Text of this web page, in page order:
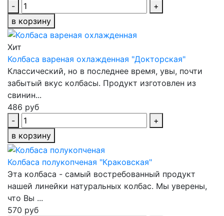
-
+
в корзину
Хит
Колбаса вареная охлажденная "Докторская"
Классический, но в последнее время, увы, почти
забытый вкус колбасы. Продукт изготовлен из
свинин...
486 руб
-
+
в корзину
Колбаса полукопченая "Краковская"
Эта колбаса - самый востребованный продукт
нашей линейки натуральных колбас. Мы уверены,
что Вы ...
570 руб